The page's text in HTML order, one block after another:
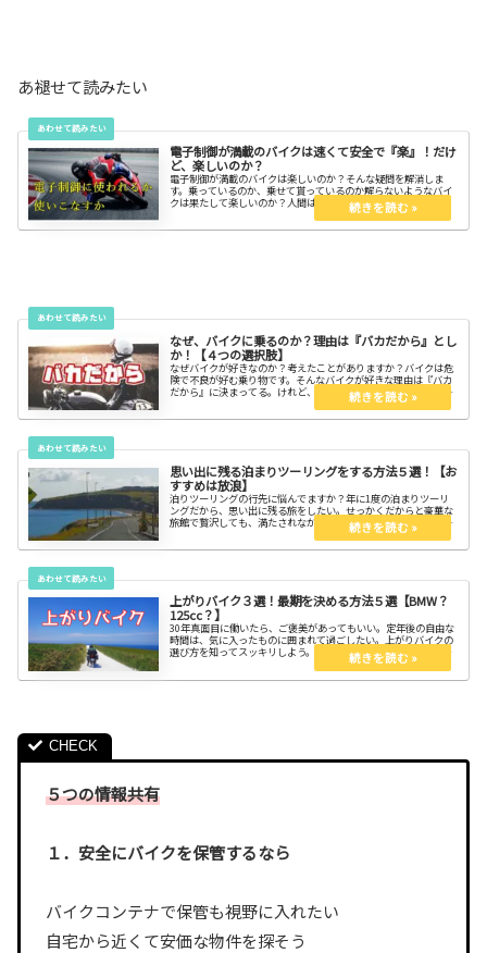
あ褪せて読みたい
電子制御が満載のバイクは速くて安全で『楽』！だけ
ど、楽しいのか？
電子制御が満載のバイクは楽しいのか？そんな疑問を解消しま
す。乗っているのか、乗せて貰っているのか解らないようなバイ
クは果たして楽しいのか？人間は必要なのか？
なぜ、バイクに乗るのか？理由は『バカだから』とし
か！【４つの選択肢】
なぜバイクが好きなのか？考えたことがありますか？バイクは危
険で不良が好む乗り物です。そんなバイクが好きな理由は『バカ
だから』に決まってる。けれど、そこには強烈な経験が待って
思い出に残る泊まりツーリングをする方法５選！【お
すすめは放浪】
泊りツーリングの行先に悩んでますか？年に1度の泊まりツーリ
ングだから、思い出に残る旅をしたい。せっかくだからと豪華な
旅館で贅沢しても、満たされなかったりしませんか。工程表どお
りに移動したって楽しいはずがない。修学旅行じゃないからね。
上がりバイク３選！最期を決める方法５選【BMW？
125cc？】
30年真面目に働いたら、ご褒美があってもいい。定年後の自由な
時間は、気に入ったものに囲まれて過ごしたい。上がりバイクの
選び方を知ってスッキリしよう。バイク乗りの締めくくりとして
５つの情報共有
１．安全にバイクを保管するなら
バイクコンテナで保管も視野に入れたい
自宅から近くて安価な物件を探そう